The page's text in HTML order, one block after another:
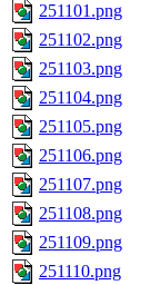
251101.png
251102.png
251103.png
251104.png
251105.png
251106.png
251107.png
251108.png
251109.png
251110.png